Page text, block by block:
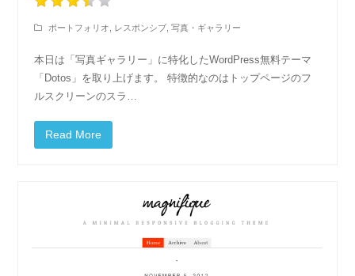
ポートフォリオ レスポンシブ ,写真・ギャラリー
本日は「写真ギャラリー」に特化したWordPress無料テーマ
「Dotos」を取り上げます。 特徴的なのはトップページのフ
ルスクリーンのスラ…
Read More